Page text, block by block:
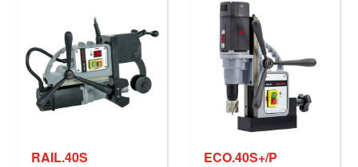
RAIL.40S
ECO.40S+/P